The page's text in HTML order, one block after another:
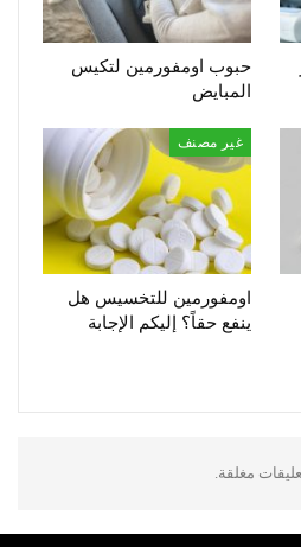
حبوب اومفورمين لتكيس
المبايض
غير مصنف
اومفورمين للتخسيس هل
ينفع حقاً؟ إليكم الإجابة
مغلقة.